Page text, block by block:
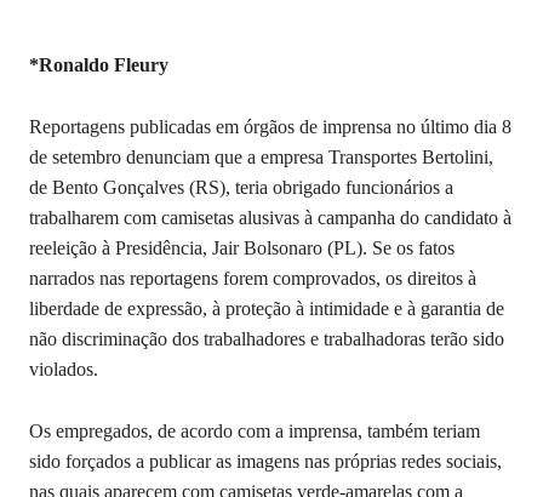
*Ronaldo Fleury
Reportagens publicadas em órgãos de imprensa no último dia 8
de setembro denunciam que a empresa Transportes Bertolini,
de Bento Gonçalves (RS), teria obrigado funcionários a
trabalharem com camisetas alusivas à campanha do candidato à
reeleição à Presidência, Jair Bolsonaro (PL). Se os fatos
narrados nas reportagens forem comprovados, os direitos à
liberdade de expressão, à proteção à intimidade e à garantia de
não discriminação dos trabalhadores e trabalhadoras terão sido
violados.
Os empregados, de acordo com a imprensa, também teriam
sido forçados a publicar as imagens nas próprias redes sociais,
nas quais aparecem com camisetas verde-amarelas com a